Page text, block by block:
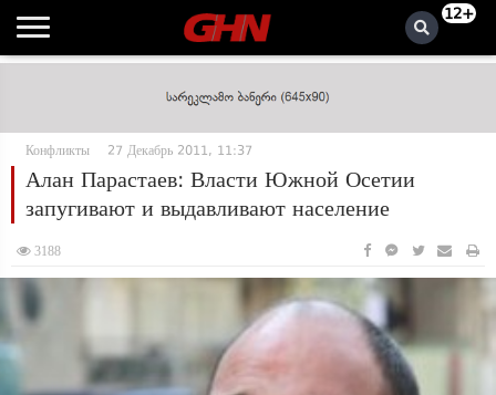
12+
Конфликты 27 Декабрь 2011, 11:37
Алан Парастаев: Власти Южной Осетии
запугивают и выдавливают население
3188